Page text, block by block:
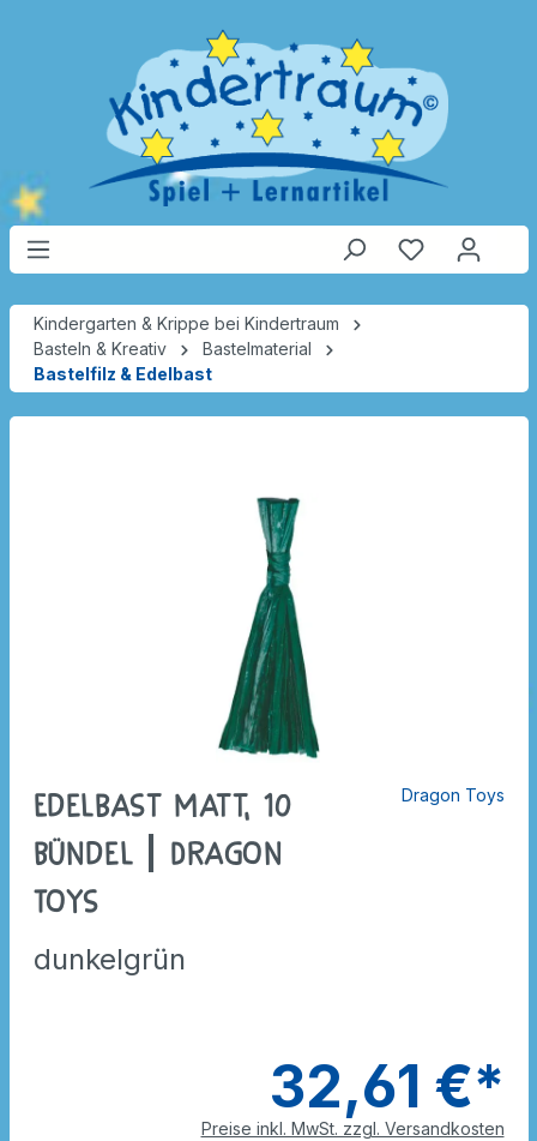
Kindergarten & Krippe bei Kindertraum
Basteln & Kreativ
Bastelmaterial
Bastelfilz & Edelbast
Edelbast matt, 10
Bündel | Dragon
Toys
dunkelgrün
Dragon Toys
32,61 €*
Preise inkl. MwSt. zzgl. Versandkosten